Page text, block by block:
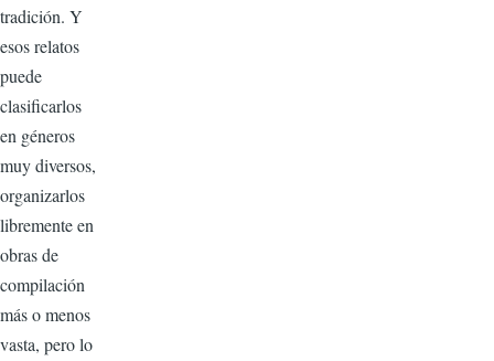
tradición. Y
esos relatos
puede
clasificarlos
en géneros
muy diversos,
organizarlos
libremente en
obras de
compilación
más o menos
vasta, pero lo